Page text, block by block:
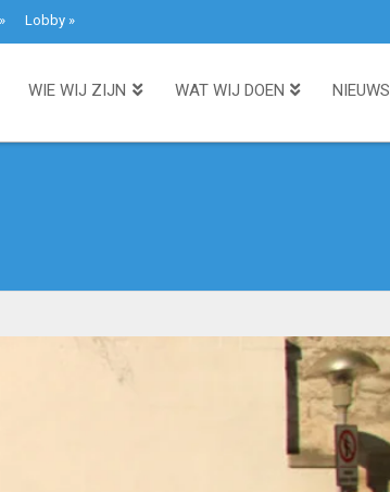
» Lobby»
WIE WIJ ZIJN WAT WIJ DOEN NIEUWS